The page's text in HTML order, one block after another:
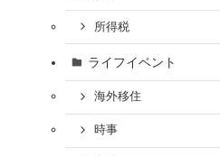
所得税
ライフイベント
海外移住
時事